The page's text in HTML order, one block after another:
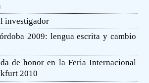
investigador
2009: lengua escrita y cambio
de honor en la Feria Internacional
2010